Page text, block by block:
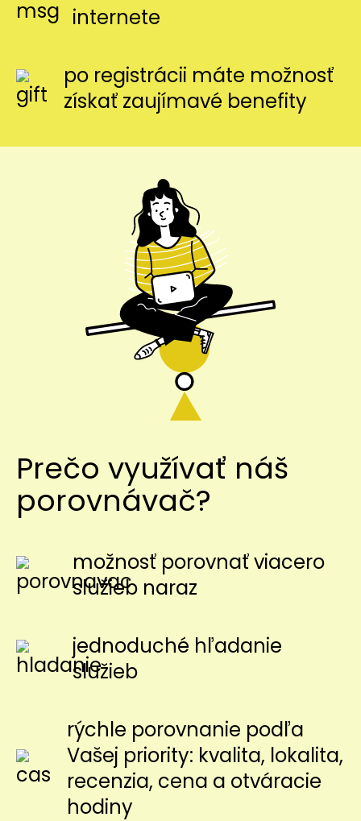
internete
po registrácii máte možnosť
získať zaujímavé benefity
Prečo využívať náš
porovnávač?
možnosť porovnať viacero
služieb naraz
jednoduché hľadanie
služieb
rýchle porovnanie podľa
Vašej priority: kvalita, lokalita,
recenzia, cena a otváracie
hodiny